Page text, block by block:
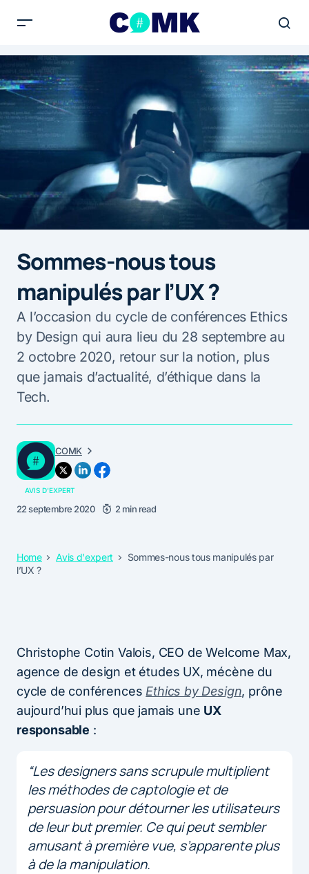
Sommes-nous tous
manipulés par l’UX ?
A l’occasion du cycle de conférences Ethics
by Design qui aura lieu du 28 septembre au
2 octobre 2020, retour sur la notion, plus
que jamais d’actualité, d’éthique dans la
Tech.
COMK
AVIS D'EXPERT
22 septembre 2020 2 min read
Home Avis d'expert
Sommes-nous tous manipulés par
l’UX ?
Christophe Cotin Valois, CEO de Welcome Max,
agence de design et études UX, mécène du
cycle de conférences Ethics by Design, prône
aujourd’hui plus que jamais une UX
responsable :
“Les designers sans scrupule multiplient
les méthodes de captologie et de
persuasion pour détourner les utilisateurs
de leur but premier. Ce qui peut sembler
amusant à première vue, s’apparente plus
à de la manipulation.